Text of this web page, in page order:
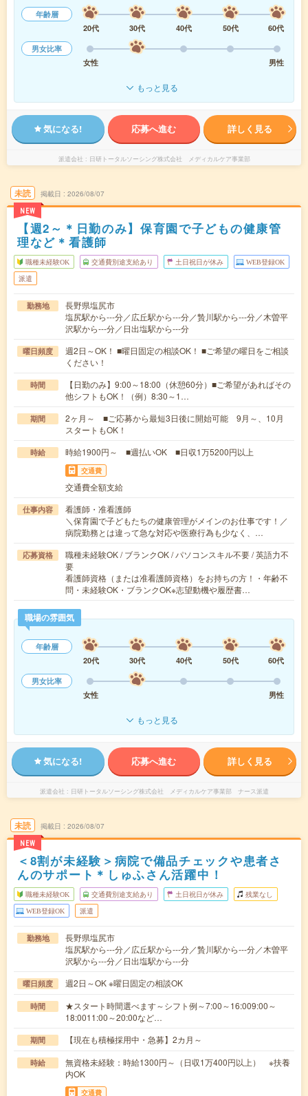
年齢層
20代
30代 40代 50代
60代
男女比率
女性
男性
もっと見る
気になる! 応募へ進む 詳しく見る
派遣会社 日研トータルソーシング株式会社 メディカルケア事業部
未読
NEW
掲載日 2026/08/07
【週2～＊日勤のみ】保育園で子どもの健康管
理など＊看護師
職種未経験OK 交通費別途支給あり 土日祝日が休み WEB登録OK
派遣
勤務地
長野県塩尻市
塩尻駅から---分／広丘駅から---分／贄川駅から---分／木曽平
沢駅から---分／日出塩駅から---分
曜日頻度
週2日～OK！ ■曜日固定の相談OK！ ■ご希望の曜日をご相談
ください！
時間
【日勤のみ】9:00～18:00（休憩60分）■ご希望があればその
他シフトもOK！（例）8:30～1…
期間
2ヶ月～ ■ご応募から最短3日後に開始可能 9月～、10月
スタートもOK！
時給 時給1900円～ ■週払いOK ■日収1万5200円以上
交通費
交通費全額支給
仕事内容
看護師・准看護師
＼保育園で子どもたちの健康管理がメインのお仕事です！／
病院勤務とは違って急な対応や医療行為も少なく、…
応募資格
職種未経験OK / ブランクOK / パソコンスキル不要 / 英語力不
要
看護師資格（または准看護師資格）をお持ちの方！・年齢不
問・未経験OK・ブランクOK※志望動機や履歴書…
職場の雰囲気
年齢層
20代
30代 40代 50代
60代
男女比率
女性
男性
もっと見る
気になる! 応募へ進む 詳しく見る
派遣会社 日研トータルソーシング株式会社 メディカルケア事業部 ナース派遣
未読
NEW
掲載日 2026/08/07
＜8割が未経験＞病院で備品チェックや患者さ
んのサポート＊しゅふさん活躍中！
職種未経験OK 交通費別途支給あり 土日祝日が休み 残業なし
WEB登録OK 派遣
勤務地
長野県塩尻市
塩尻駅から---分／広丘駅から---分／贄川駅から---分／木曽平
沢駅から---分／日出塩駅から---分
曜日頻度 週2日～OK ※曜日固定の相談OK
時間
★スタート時間選べます～シフト例～7:00～16:009:00～
18:0011:00～20:00など…
期間 【現在も積極採用中・急募】2カ月～
時給
無資格未経験：時給1300円～（日収1万400円以上） ※扶養
内OK
交通費